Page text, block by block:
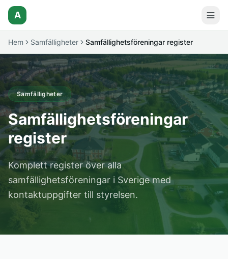
A
Hem Samfälligheter Samfällighetsföreningar register
Samfälligheter
Samfällighetsföreningar
register
Komplett register över alla
samfällighetsföreningar i Sverige med
kontaktuppgifter till styrelsen.